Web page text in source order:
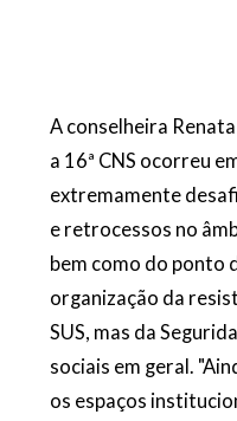
A conselheira
a 16ª CNS ocorreu
extremamente
e retrocessos no
bem como do ponto
organização da
SUS, mas da
sociais em geral. "
os espaços